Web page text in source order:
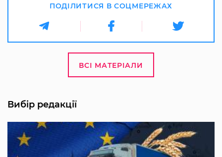
ПОДІЛИТИСЯ В СОЦМЕРЕЖАХ
ВСІ МАТЕРІАЛИ
Вибір редакції